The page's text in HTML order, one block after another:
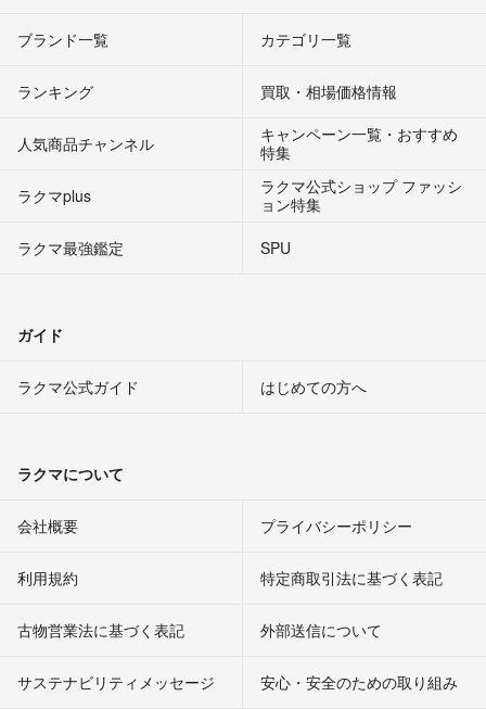
ブランド一覧 カテゴリ一覧
ランキング 買取・相場価格情報
人気商品チャンネル
キャンペーン一覧・おすすめ
特集
ラクマplus
ラクマ公式ショップ ファッシ
ョン特集
ラクマ最強鑑定
SPU
ガイド
ラクマ公式ガイド はじめての方へ
ラクマについて
会社概要 プライバシーポリシー
利用規約 特定商取引法に基づく表記
古物営業法に基づく表記 外部送信について
サステナビリティメッセージ 安心・安全のための取り組み